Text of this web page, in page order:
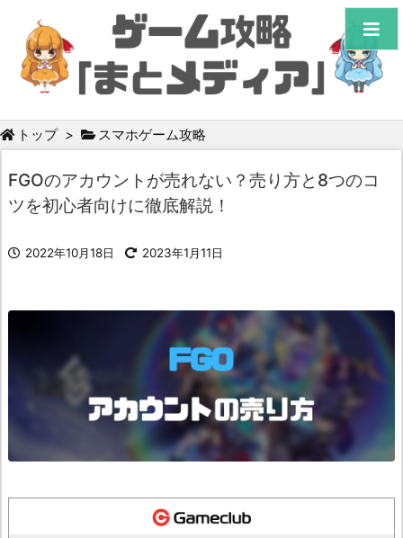
トップ > スマホゲーム攻略
FGOのアカウントが売れない？売り方と8つのコ
ツを初心者向けに徹底解説！
2022年10月18日 2023年1月11日